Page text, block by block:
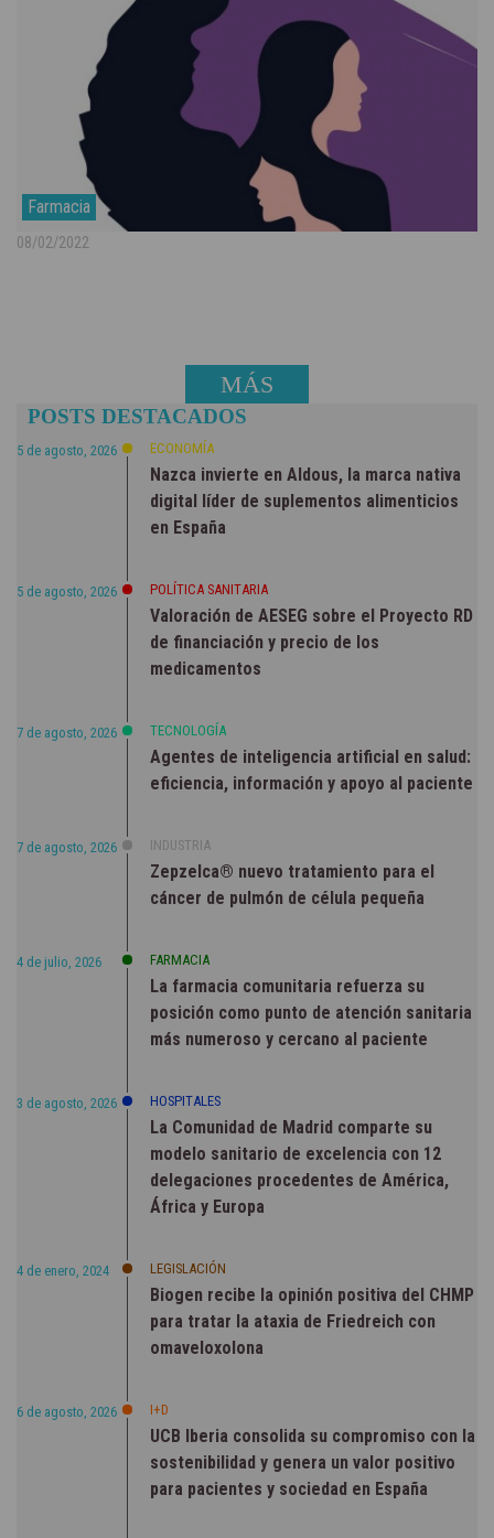
Farmacia
08/02/2022
MÁS
NOTICIAS
POSTS DESTACADOS
5 de agosto, 2026 ECONOMÍA
Nazca invierte en Aldous, la marca nativa
digital líder de suplementos alimenticios
en España
5 de agosto, 2026 POLÍTICA SANITARIA
Valoración de AESEG sobre el Proyecto RD
de financiación y precio de los
medicamentos
7 de agosto, 2026 TECNOLOGÍA
Agentes de inteligencia artificial en salud:
eficiencia, información y apoyo al paciente
7 de agosto, 2026 INDUSTRIA
Zepzelca® nuevo tratamiento para el
cáncer de pulmón de célula pequeña
4 de julio, 2026 FARMACIA
La farmacia comunitaria refuerza su
posición como punto de atención sanitaria
más numeroso y cercano al paciente
3 de agosto, 2026 HOSPITALES
La Comunidad de Madrid comparte su
modelo sanitario de excelencia con 12
delegaciones procedentes de América,
África y Europa
4 de enero, 2024 LEGISLACIÓN
Biogen recibe la opinión positiva del CHMP
para tratar la ataxia de Friedreich con
omaveloxolona
6 de agosto, 2026 I+D
UCB Iberia consolida su compromiso con la
sostenibilidad y genera un valor positivo
para pacientes y sociedad en España